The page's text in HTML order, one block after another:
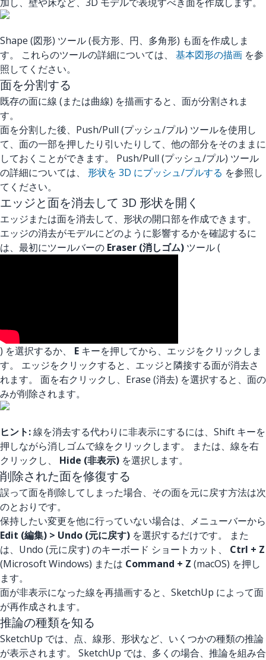
Shape (図形) ツール (長方形、円、多角形) も面を作成しま
す。 これらのツールの詳細については、 基本図形の描画 を参
照してください。
面を分割する
既存の面に線 (または曲線) を描画すると、面が分割されま
す。
面を分割した後、Push/Pull (プッシュ/プル) ツールを使用し
て、面の一部を押したり引いたりして、他の部分をそのままに
しておくことができます。 Push/Pull (プッシュ/プル) ツール
の詳細については、 形状を 3D にプッシュ/プルする を参照し
てください。
エッジと面を消去して 3D 形状を開く
エッジまたは面を消去して、形状の開口部を作成できます。
エッジの消去がモデルにどのように影響するかを確認するに
は、最初にツールバーの Eraser (消しゴム) ツール (
) を選択するか、 E キーを押してから、エッジをクリックしま
す。 エッジをクリックすると、エッジと隣接する面が消去さ
れます。 面を右クリックし、Erase (消去) を選択すると、面の
みが削除されます。
ヒント:線を消去する代わりに非表示にするには、Shift キーを
押しながら消しゴムで線をクリックします。 または、線を右
クリックし、 Hide (非表示) を選択します。
削除された面を修復する
誤って面を削除してしまった場合、その面を元に戻す方法は次
のとおりです。
保持したい変更を他に行っていない場合は、メニューバーから
Edit (編集) > Undo (元に戻す) を選択するだけです。 また
は、Undo (元に戻す) のキーボード ショートカット、 Ctrl + Z
(Microsoft Windows) または Command + Z (macOS) を押し
ます。
面が非表示になった線を再描画すると、SketchUp によって面
が再作成されます。
推論の種類を知る
SketchUp では、点、線形、形状など、いくつかの種類の推論
が表示されます。 SketchUp では、多くの場合、推論を組み合